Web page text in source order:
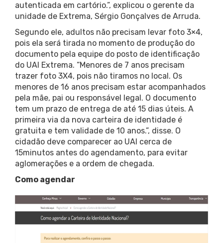
autenticada em cartório.”, explicou o gerente da
unidade de Extrema, Sérgio Gonçalves de Arruda.
Segundo ele, adultos não precisam levar foto 3×4,
pois ela será tirada no momento de produção do
documento pela equipe do posto de identificação
do UAI Extrema. “Menores de 7 anos precisam
trazer foto 3X4, pois não tiramos no local. Os
menores de 16 anos precisam estar acompanhados
pela mãe, pai ou responsável legal. O documento
tem um prazo de entrega de até 15 dias úteis. A
primeira via da nova carteira de identidade é
gratuita e tem validade de 10 anos.”, disse. O
cidadão deve comparecer ao UAI cerca de
15minutos antes do agendamento, para evitar
aglomerações e a ordem de chegada.
Como agendar